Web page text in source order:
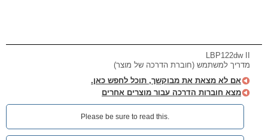
LBP122dw II
מדריך למשתמש (חוברת הדרכה של מוצר)
אם לא מצאת את מבוקשך, תוכל לחפש כאן.
מצא חוברות הדרכה עבור מוצרים אחרים
Please be sure to read this.‎